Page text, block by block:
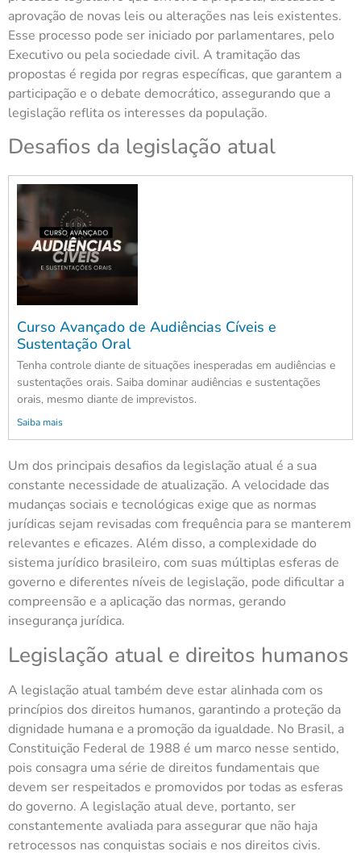
aprovação de novas leis ou alterações nas leis existentes.
Esse processo pode ser iniciado por parlamentares, pelo
Executivo ou pela sociedade civil. A tramitação das
propostas é regida por regras específicas, que garantem a
participação e o debate democrático, assegurando que a
legislação reflita os interesses da população.
Desafios da legislação atual
Curso Avançado de Audiências Cíveis e
Sustentação Oral
Tenha controle diante de situações inesperadas em audiências e
sustentações orais. Saiba dominar audiências e sustentações
orais, mesmo diante de imprevistos.
Saiba mais
Um dos principais desafios da legislação atual é a sua
constante necessidade de atualização. A velocidade das
mudanças sociais e tecnológicas exige que as normas
jurídicas sejam revisadas com frequência para se manterem
relevantes e eficazes. Além disso, a complexidade do
sistema jurídico brasileiro, com suas múltiplas esferas de
governo e diferentes níveis de legislação, pode dificultar a
compreensão e a aplicação das normas, gerando
insegurança jurídica.
Legislação atual e direitos humanos
A legislação atual também deve estar alinhada com os
princípios dos direitos humanos, garantindo a proteção da
dignidade humana e a promoção da igualdade. No Brasil, a
Constituição Federal de 1988 é um marco nesse sentido,
pois consagra uma série de direitos fundamentais que
devem ser respeitados e promovidos por todas as esferas
do governo. A legislação atual deve, portanto, ser
constantemente avaliada para assegurar que não haja
retrocessos nas conquistas sociais e nos direitos civis.